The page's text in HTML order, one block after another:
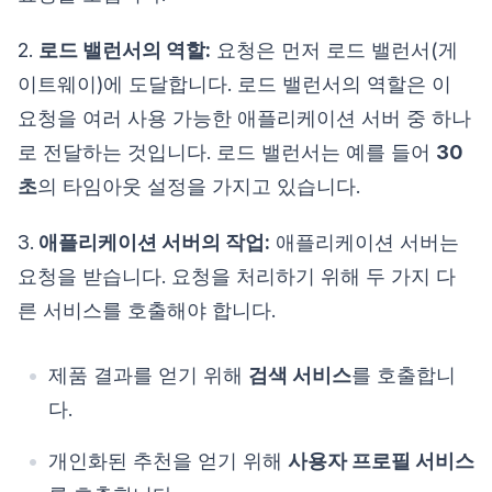
2. 로드 밸런서의 역할: 요청은 먼저 로드 밸런서(게
이트웨이)에 도달합니다. 로드 밸런서의 역할은 이
요청을 여러 사용 가능한 애플리케이션 서버 중 하나
로 전달하는 것입니다. 로드 밸런서는 예를 들어 30
초의 타임아웃 설정을 가지고 있습니다.
3. 애플리케이션 서버의 작업: 애플리케이션 서버는
요청을 받습니다. 요청을 처리하기 위해 두 가지 다
른 서비스를 호출해야 합니다.
제품 결과를 얻기 위해 검색 서비스를 호출합니
다.
개인화된 추천을 얻기 위해 사용자 프로필 서비스